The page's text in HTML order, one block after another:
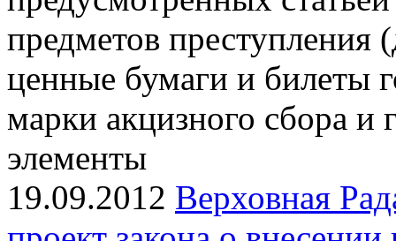
предметов преступления
ценные бумаги и билеты
марки акцизного сбора и
элементы
19.09.2012 Верховная